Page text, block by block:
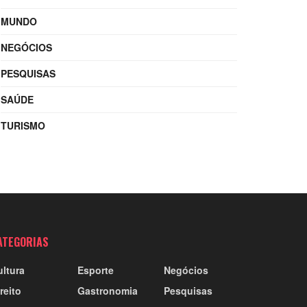
MUNDO
NEGÓCIOS
PESQUISAS
SAÚDE
TURISMO
Esporte
Gastronomia
Negócios
Pesquisas